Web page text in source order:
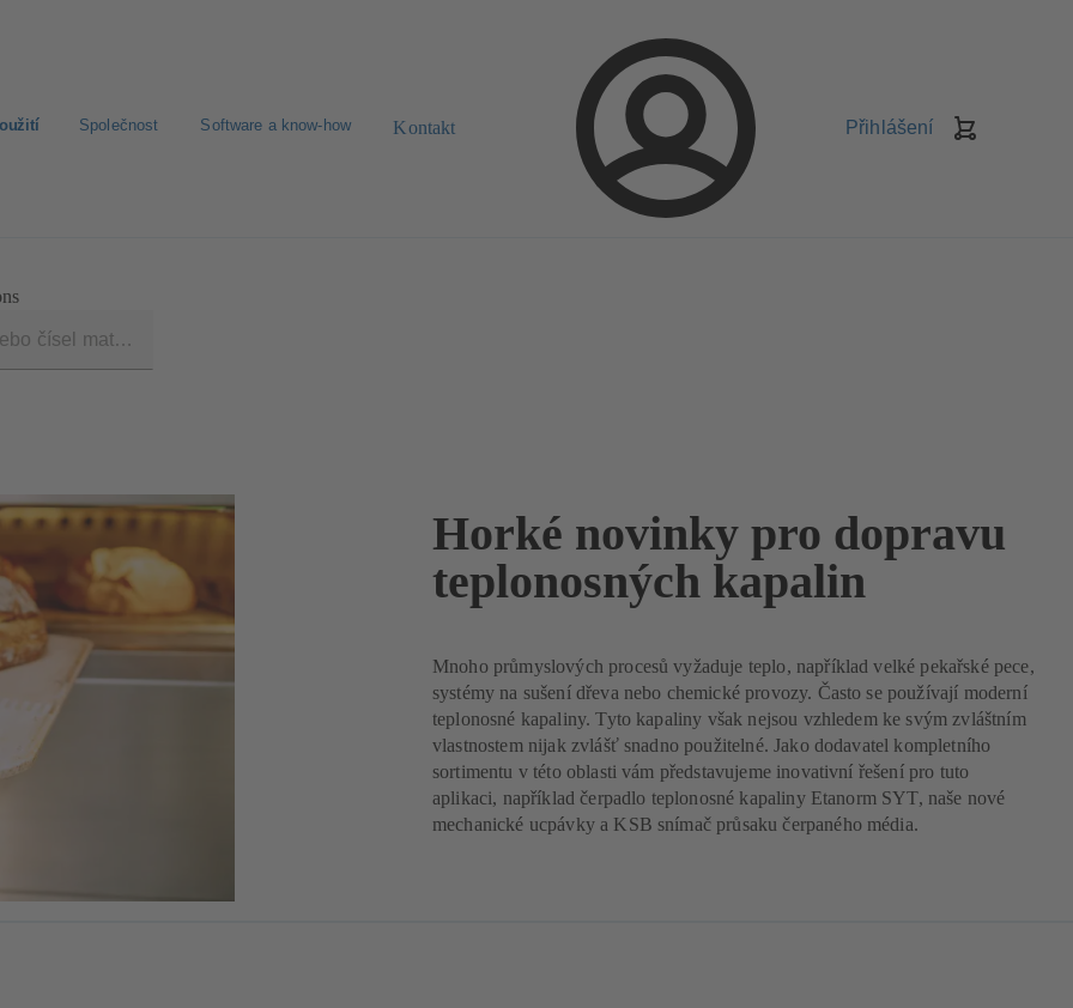
Společnost Software a know-how Kontakt Přihlášení
Horké novinky pro dopravu
teplonosných kapalin
Mnoho průmyslových procesů vyžaduje teplo, například velké pekařské pece,
systémy na sušení dřeva nebo chemické provozy. Často se používají moderní
teplonosné kapaliny. Tyto kapaliny však nejsou vzhledem ke svým zvláštním
vlastnostem nijak zvlášť snadno použitelné. Jako dodavatel kompletního
sortimentu v této oblasti vám představujeme inovativní řešení pro tuto
aplikaci, například čerpadlo teplonosné kapaliny Etanorm SYT, naše nové
mechanické ucpávky a KSB snímač průsaku čerpaného média.